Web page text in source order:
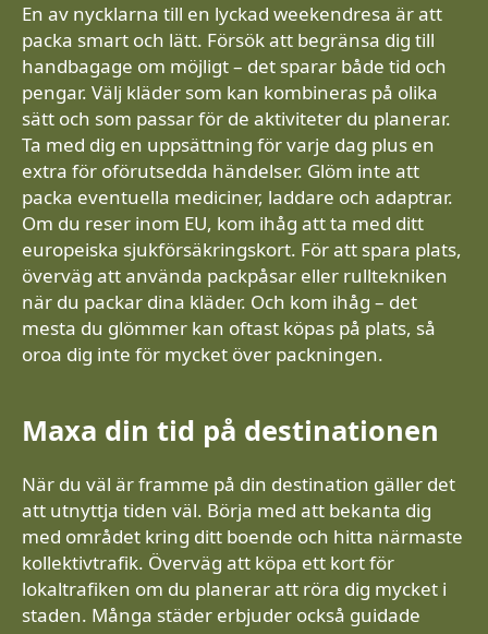
En av nycklarna till en lyckad weekendresa är att
packa smart och lätt. Försök att begränsa dig till
handbagage om möjligt – det sparar både tid och
pengar. Välj kläder som kan kombineras på olika
sätt och som passar för de aktiviteter du planerar.
Ta med dig en uppsättning för varje dag plus en
extra för oförutsedda händelser. Glöm inte att
packa eventuella mediciner, laddare och adaptrar.
Om du reser inom EU, kom ihåg att ta med ditt
europeiska sjukförsäkringskort. För att spara plats,
överväg att använda packpåsar eller rulltekniken
när du packar dina kläder. Och kom ihåg – det
mesta du glömmer kan oftast köpas på plats, så
oroa dig inte för mycket över packningen.
Maxa din tid på destinationen
När du väl är framme på din destination gäller det
att utnyttja tiden väl. Börja med att bekanta dig
med området kring ditt boende och hitta närmaste
kollektivtrafik. Överväg att köpa ett kort för
lokaltrafiken om du planerar att röra dig mycket i
staden. Många städer erbjuder också guidade